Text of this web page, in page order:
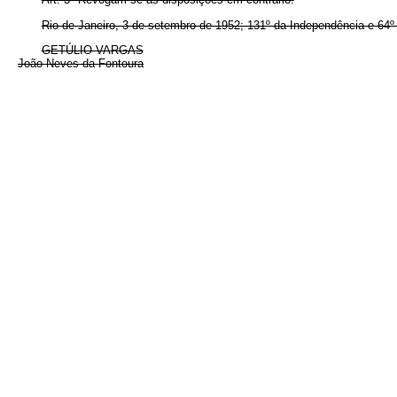
Rio de Janeiro, 3 de setembro de 1952; 131º da Independência e
GETÚLIO VARGAS
João Neves da Fontoura